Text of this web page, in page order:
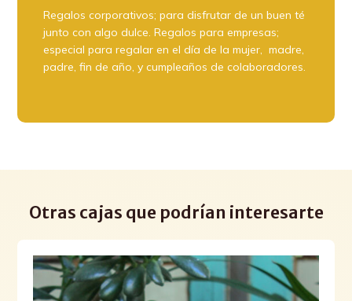
Regalos corporativos; para disfrutar de un buen té
junto con algo dulce. Regalos para empresas;
especial para regalar en el día de la mujer, madre,
padre, fin de año, y cumpleaños de colaboradores.
Otras cajas que podrían interesarte